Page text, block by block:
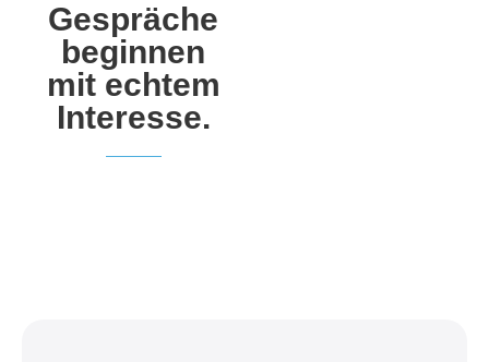
Gespräche
beginnen
mit echtem
Interesse.